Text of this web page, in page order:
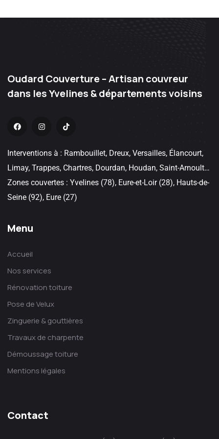
Oudard Couverture – Artisan couvreur
dans les Yvelines & départements voisins
Interventions à : Rambouillet, Dreux, Versailles, Élancourt,
Limay, Trappes, Chartres, Dourdan, Houdan, Saint-Arnoult…
Zones couvertes : Yvelines (78), Eure-et-Loir (28), Hauts-de-
Seine (92), Eure (27)
Menu
Accueil
Nos services
Rénovation toiture
Pose de Velux
Zinguerie & gouttières
Travaux de charpente
Démoussage toiture
Mentions légales
Contact